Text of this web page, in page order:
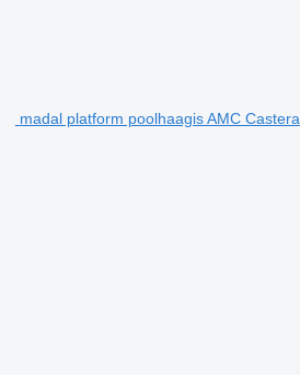
madal platform poolhaagis AMC Castera